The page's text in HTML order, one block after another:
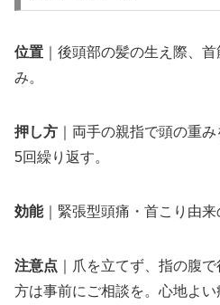
位置 ｜後頭部の髪の生え際、
み。
押し方 ｜両手の親指で頭の重
5回繰り返す。
効能｜緊張型頭痛・首こり由来
注意点 ｜爪を立てず、指の腹
方は事前にご相談を。心地よ